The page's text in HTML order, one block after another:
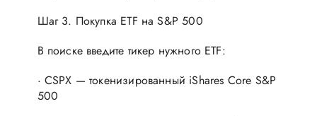
Шаг 3. Покупка ETF на S&P 500
В поиске введите тикер нужного ETF:
· CSPX — токенизированный iShares Core S&P
500